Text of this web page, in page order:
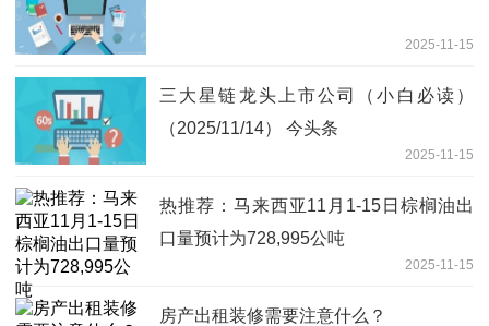
2025-11-15
三大星链龙头上市公司（小白必读）
（2025/11/14） 今头条
2025-11-15
热推荐：马来西亚11月1-15日棕榈油出
口量预计为728,995公吨
2025-11-15
房产出租装修需要注意什么？